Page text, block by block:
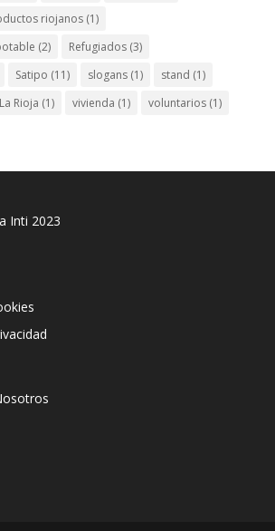
riojanos(1)
(2) Refugiados(3)
Satipo (11) slogans(1) stand (1)
Rioja (1) vivienda (1) voluntarios(1)
Inti 2023